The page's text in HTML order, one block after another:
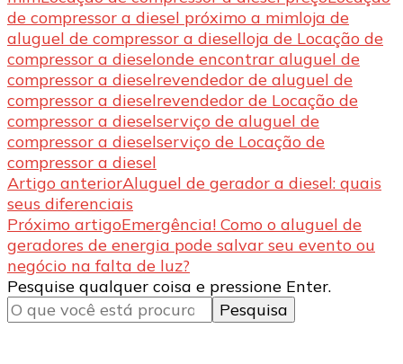
de compressor a diesel próximo a mimloja de
aluguel de compressor a dieselloja de Locação de
compressor a dieselonde encontrar aluguel de
compressor a dieselrevendedor de aluguel de
compressor a dieselrevendedor de Locação de
compressor a dieselserviço de aluguel de
compressor a dieselserviço de Locação de
compressor a diesel
Navegação
de
post
Artigo anteriorAluguel de gerador a diesel: quais
seus diferenciais
Próximo artigoEmergência! Como o aluguel de
geradores de energia pode salvar seu evento ou
negócio na falta de luz?
Procurando
algo?
Pesquise qualquer coisa e pressione Enter.